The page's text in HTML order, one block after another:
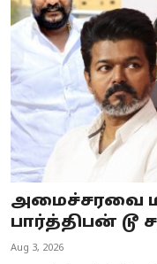
அமைச்சரவை
பார்த்திபன் டூ
Aug 3, 2026